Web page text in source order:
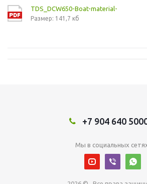
TDS_DCW650-Boat-material-
Размер: 141,7 кб
+7 904 640
Мы в социальных